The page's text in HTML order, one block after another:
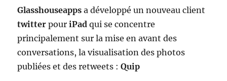
Glasshouseapps a développé un nouveau client
twitter pouriPad qui se concentre
principalement sur la mise en avant des
conversations, la visualisation des photos
publiées et des retweets :Quip